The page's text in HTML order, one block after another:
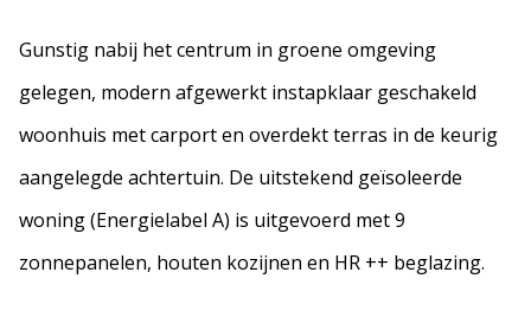
Gunstig nabij het centrum in groene omgeving
gelegen, modern afgewerkt instapklaar geschakeld
woonhuis met carport en overdekt terras in de keurig
aangelegde achtertuin. De uitstekend geïsoleerde
woning (Energielabel A) is uitgevoerd met 9
zonnepanelen, houten kozijnen en HR ++ beglazing.